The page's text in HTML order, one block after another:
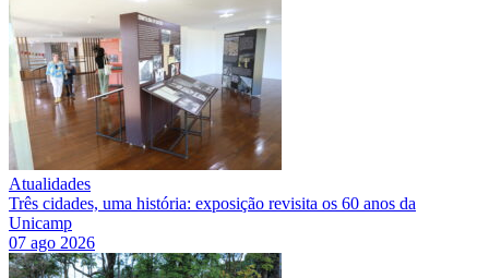
Atualidades
Três cidades, uma história: exposição revisita os 60 anos da
Unicamp
07 ago 2026